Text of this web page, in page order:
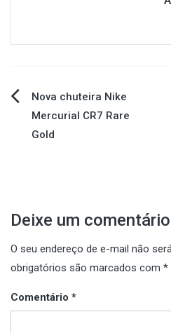
Navegação
de
Nova chuteira Nike
Mercurial CR7 Rare
Gold
Deixe um comentário
O seu endereço de e-mail não
obrigatórios são marcados com *
Comentário *